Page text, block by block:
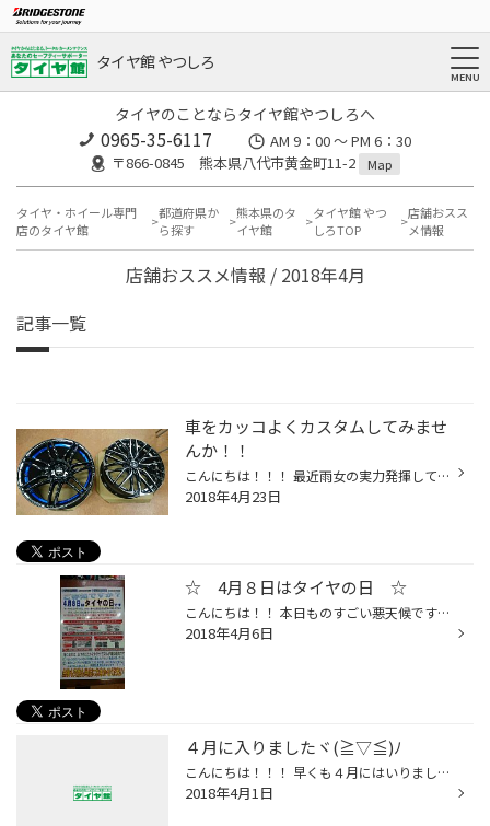
タイヤ館 やつしろ
タイヤのことならタイヤ館やつしろへ
0965-35-6117
AM 9：00 ～ PM 6：30
〒866-0845 熊本県八代市黄金町11-2
Map
タイヤ・ホイール専門
店のタイヤ館
都道府県か
ら探す
熊本県のタ
イヤ館
タイヤ館 やつ
しろTOP
店舗おスス
メ情報
店舗おススメ情報 / 2018年4月
記事一覧
車をカッコよくカスタムしてみませ
んか！！
こんにちは！！！ 最近雨女の実力発揮していますわたなべです(´・ω・`) 天気予報見るたびに ……なんでぇ…日頃の行いかなぁ… と、毎週言っております(笑) と！そんなことはさておき、 愛車をカッコよくしたい！！と思いのお方！！！ カスタムの第一歩は足廻りから！！！ タイヤホイールや車高調を変え...
2018年4月23日
☆ 4月８日はタイヤの日 ☆
こんにちは！！ 本日ものすごい悪天候ですね…(´・ω・`) 雨風強いし、今までの暑さが嘘のように今日は寒いので 体調には気を付けてくださいね…！！！ そしてみなさんご存知でしょうか！！！ ４月８日は４つの輪っかでタイヤの日なんですヾ(≧▽≦)ﾉ 車の存在は日常で当たり前になりつつありますが、 み...
2018年4月6日
４月に入りましたヾ(≧▽≦)ﾉ
こんにちは！！！ 早くも４月にはいりましたね！！！ 入社して１年が経ちましたヾ(≧▽≦)ﾉ 高校卒業してからは１日１日がとても速く感じます。 …少しは成長したのかな… って自分では思いますが、まだまだできないことの方が多い私なので これからまたぼちぼち教えてもらいながら覚えていこうと思います！
2018年4月1日